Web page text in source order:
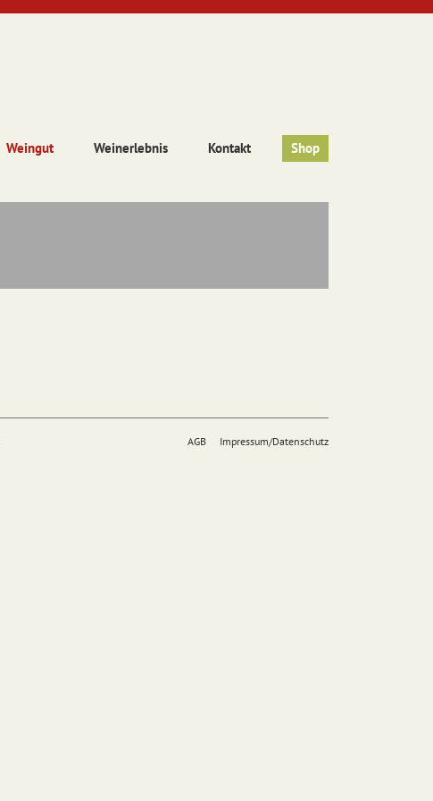
Weingut Weinerlebnis Kontakt Shop
AGB Impressum/Datenschutz